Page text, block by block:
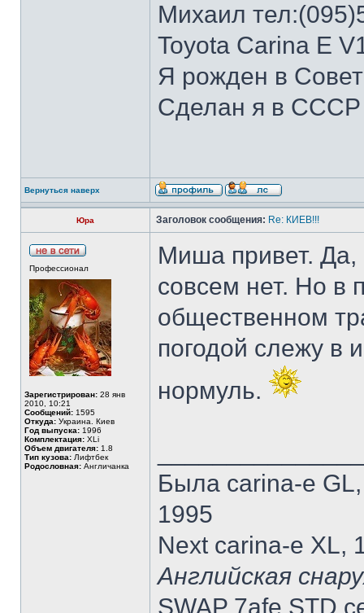
Михаил
Toyota Carina E
Я рожден в
Сделан я в СССР
Вернуться наверх
Юра Заголовок сообщения: Re: КИЕВ!!!
Профессионал
Зарегистрирован: 28 янв
2010, 10:21
Сообщений: 1595
Откуда: Украина. Киев
Год выпуска: 1996
Комплектация: XLi
Объем двигателя: 1.8
Тип кузова: Лифтбек
Родословная: Англичанка
Миша привет. Да,
совсем нет. Но в
общественном
погодой слежу в
нормуль.
Была carina-e
1995
Next carina-e XL,
Английская
SWAP 7afe STD